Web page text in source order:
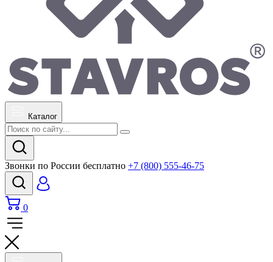
Каталог
Звонки по России бесплатно +7 (800) 555-46-75
0